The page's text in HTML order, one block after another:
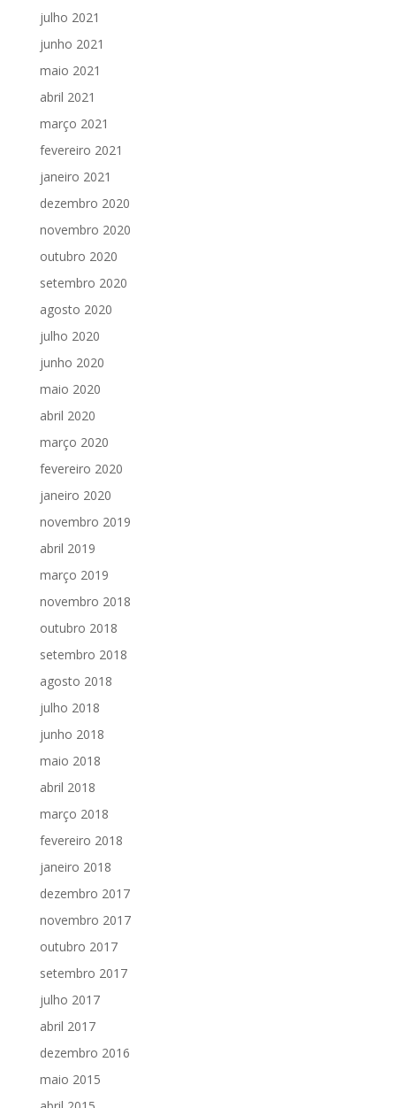
julho 2021
junho 2021
maio 2021
abril 2021
março 2021
fevereiro 2021
janeiro 2021
dezembro 2020
novembro 2020
outubro 2020
setembro 2020
agosto 2020
julho 2020
junho 2020
maio 2020
abril 2020
março 2020
fevereiro 2020
janeiro 2020
novembro 2019
abril 2019
março 2019
novembro 2018
outubro 2018
setembro 2018
agosto 2018
julho 2018
junho 2018
maio 2018
abril 2018
março 2018
fevereiro 2018
janeiro 2018
dezembro 2017
novembro 2017
outubro 2017
setembro 2017
julho 2017
abril 2017
dezembro 2016
maio 2015